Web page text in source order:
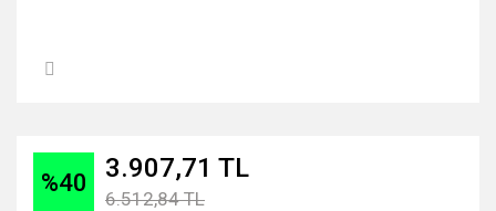
%40 3.907,71 TL
6.512,84 TL